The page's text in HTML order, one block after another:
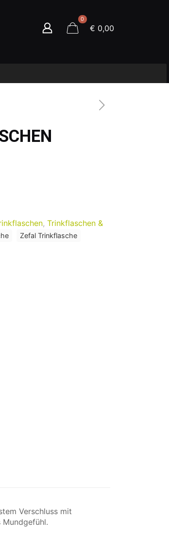
0
€ 0,00
, Trinkflaschen &
Zefal Trinkflasche
Verschluss mit